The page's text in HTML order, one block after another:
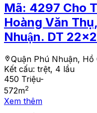
Mã: 4297 Cho
Hoàng Văn
Nhuận. DT
Quận Phú Nhuận, Hồ
Kết cấu: trệt, 4 lầu
450 Triệu-
572m2
Xem thêm